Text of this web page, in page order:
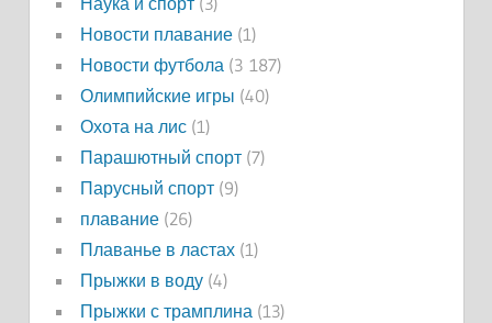
Новости плавание(1)
Новости футбола (3 187)
Олимпийские игры (40)
Охота на лис(1)
Парашютный спорт(7)
Парусный спорт(9)
плавание(26)
Плаванье в ластах(1)
Прыжки в воду(4)
Прыжки с трамплина (13)